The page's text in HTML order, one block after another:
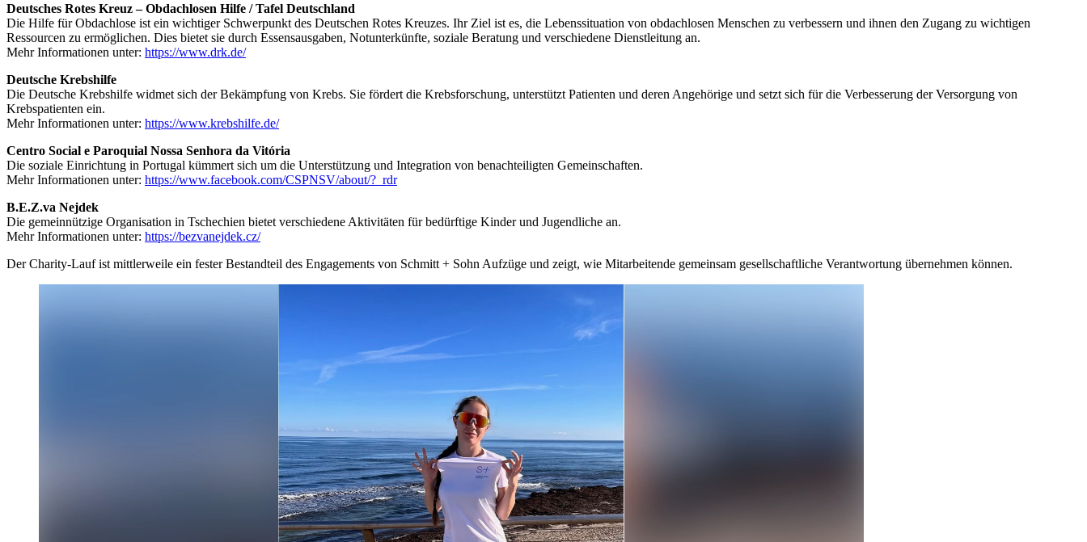
Deutsches Rotes Kreuz – Obdachlosen Hilfe / Tafel Deutschland
Die Hilfe für Obdachlose ist ein wichtiger Schwerpunkt des Deutschen Rotes Kreuzes. Ihr Ziel ist es, die Lebenssituation von obdachlosen Menschen zu verbessern und ihnen den Zugang zu wichtigen
Ressourcen zu ermöglichen. Dies bietet sie durch Essensausgaben, Notunterkünfte, soziale Beratung und verschiedene Dienstleitung an.
Mehr Informationen unter: https://www.drk.de/
Deutsche Krebshilfe
Die Deutsche Krebshilfe widmet sich der Bekämpfung von Krebs. Sie fördert die Krebsforschung, unterstützt Patienten und deren Angehörige und setzt sich für die Verbesserung der Versorgung von
Krebspatienten ein.
Mehr Informationen unter: https://www.krebshilfe.de/
Centro Social e Paroquial Nossa Senhora da Vitória
Die soziale Einrichtung in Portugal kümmert sich um die Unterstützung und Integration von benachteiligten Gemeinschaften.
Mehr Informationen unter: https://www.facebook.com/CSPNSV/about/?_rdr
B.E.Z.va Nejdek
Die gemeinnützige Organisation in Tschechien bietet verschiedene Aktivitäten für bedürftige Kinder und Jugendliche an.
Mehr Informationen unter: https://bezvanejdek.cz/
Der Charity-Lauf ist mittlerweile ein fester Bestandteil des Engagements von Schmitt + Sohn Aufzüge und zeigt, wie Mitarbeitende gemeinsam gesellschaftliche Verantwortung übernehmen können.